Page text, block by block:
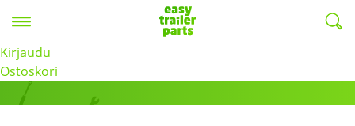
Kirjaudu
Ostoskori
Tuotteet